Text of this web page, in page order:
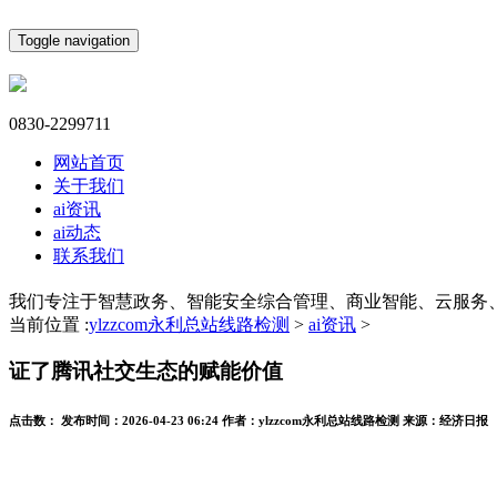
Toggle navigation
0830-2299711
网站首页
关于我们
ai资讯
ai动态
联系我们
我们专注于智慧政务、智能安全综合管理、商业智能、云服务
当前位置 :ylzzcom永利总站线路检测 > ai资讯 >
证了腾讯社交生态的赋能价值
点击数： 发布时间： 2026-04-23 06:24 作者： ylzzcom永利总站线路检测 来源： 经济日报